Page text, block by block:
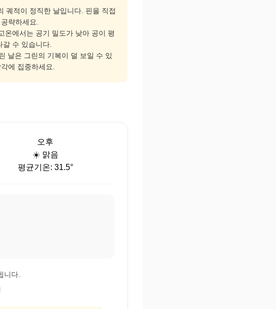
궤적이 정직한 날입니다. 핀을 직접
략하세요.
온에서는 공기 밀도가 낮아 공이 평
갈 수 있습니다.
날은 그린의 기복이 덜 보일 수 있
에 집중하세요.
오후
☀️ 맑음
평균기온: 31.5°
니다.